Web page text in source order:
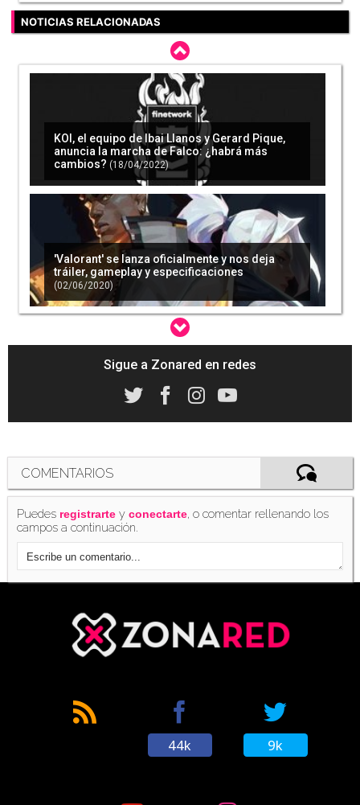
NOTICIAS RELACIONADAS
KOI, el equipo de Ibai Llanos y Gerard Pique,
anuncia la marcha de Falco: ¿habrá más
cambios? (18/04/2022)
'Valorant' se lanza oficialmente y nos deja
tráiler, gameplay y especificaciones
(02/06/2020)
detalles del evento con las mejores streamers
(10/03/2022)
Sigue a Zonared en redes
COMENTARIOS
Puedes registrarte yconectarte, o comentar rellenando los
campos a continuación.
44k 9k